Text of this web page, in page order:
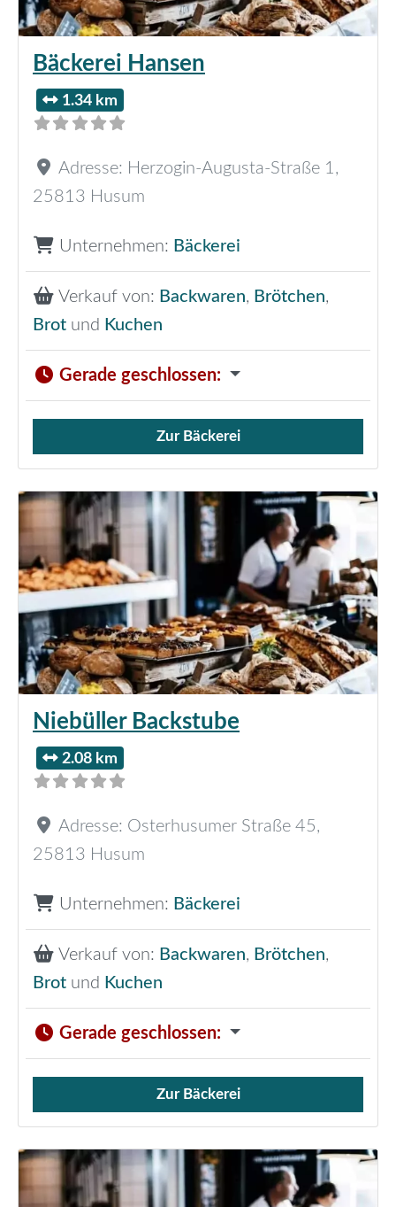
Bäckerei Hansen
1.34 km
Adresse: Herzogin-Augusta-Straße 1,
25813 Husum
Unternehmen: Bäckerei
Verkauf von: Backwaren, Brötchen,
Brot und Kuchen
Gerade geschlossen:
Verkauf von Brötchen,
Zur Bäckerei
Niebüller Backstube
2.08 km
Adresse: Osterhusumer Straße 45,
25813 Husum
Unternehmen: Bäckerei
Verkauf von: Backwaren, Brötchen,
Brot und Kuchen
Gerade geschlossen:
Verkauf von Brötchen,
Zur Bäckerei